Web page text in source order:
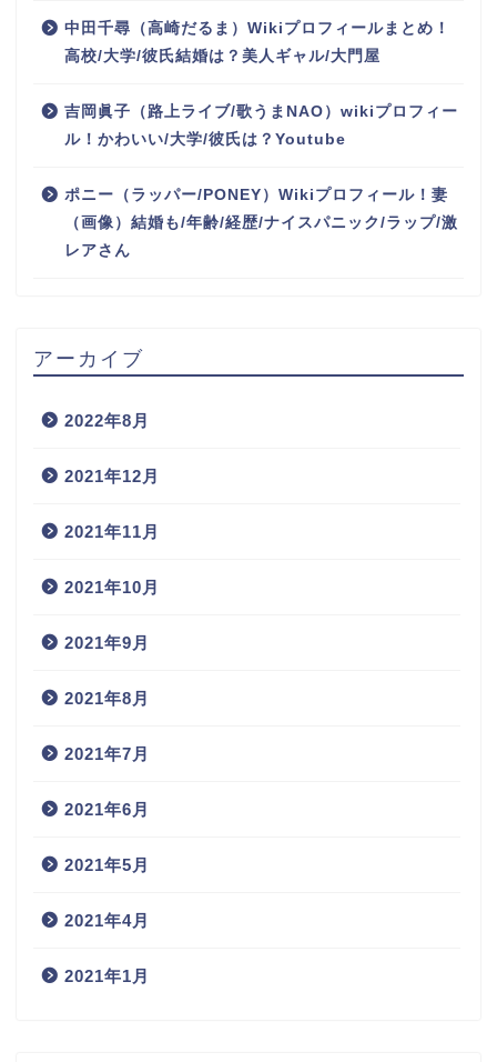
中田千尋（高崎だるま）Wikiプロフィールまとめ！
高校/大学/彼氏結婚は？美人ギャル/大門屋
吉岡眞子（路上ライブ/歌うまNAO）wikiプロフィー
ル！かわいい/大学/彼氏は？Youtube
ポニー（ラッパー/PONEY）Wikiプロフィール！妻
（画像）結婚も/年齢/経歴/ナイスパニック/ラップ/激
レアさん
アーカイブ
2022年8月
2021年12月
2021年11月
2021年10月
2021年9月
2021年8月
2021年7月
2021年6月
2021年5月
2021年4月
2021年1月